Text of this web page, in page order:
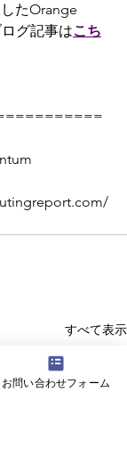
たOrange
グ記事はこち
すべて表示
お問い合わせフォーム